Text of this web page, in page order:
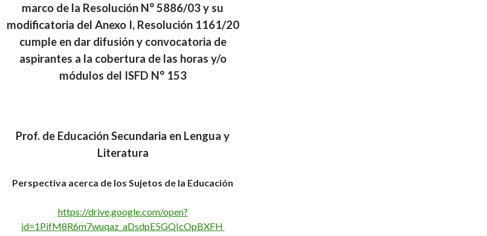
marco de la Resolución N° 5886/03 y su
modificatoria del Anexo I, Resolución 1161/20
cumple en dar difusión y convocatoria de
aspirantes a la cobertura de las horas y/o
módulos del ISFD N° 153
Prof. de Educación Secundaria en Lengua y
Literatura
Perspectiva acerca de los Sujetos de la Educación
https://drive.google.com/open?
id=1PifM8R6m7wuqaz_aDsdpE5GQIcOpBXFH